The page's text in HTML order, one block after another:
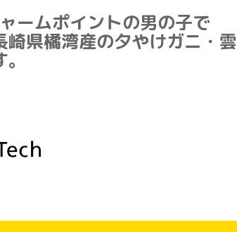
ームポイントの男の子で
県橘湾産の夕やけガニ・雲